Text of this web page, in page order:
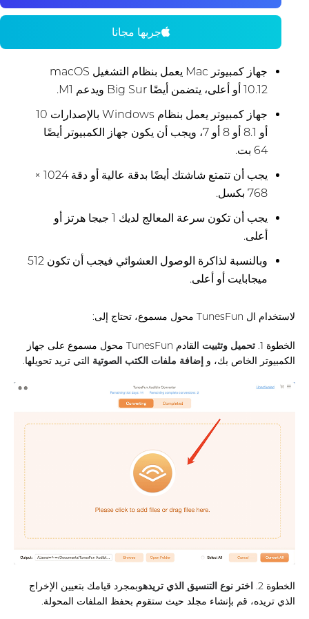
جربها مجانا
جهاز كمبيوتر Mac يعمل بنظام التشغيل macOS
10.12 أو أعلى، يتضمن أيضًا Big Sur ويدعم M1.
جهاز كمبيوتر يعمل بنظام Windows بالإصدارات 10
أو 8.1 أو 8 أو 7، ويجب أن يكون جهاز الكمبيوتر أيضًا
64 بت.
يجب أن تتمتع شاشتك أيضًا بدقة عالية أو دقة 1024 ×
768 بكسل.
يجب أن تكون سرعة المعالج لديك 1 جيجا هرتز أو
أعلى.
وبالنسبة لذاكرة الوصول العشوائي فيجب أن تكون 512
ميجابايت أو أعلى.
لاستخدام ال TunesFun محول مسموع، تحتاج إلى:
الخطوة 1. تحميل وتثبيت
القادم TunesFun محول مسموع على جهاز
الكمبيوتر الخاص بك، و إضافة ملفات الكتب الصوتية التي تريد تحويلها.
الخطوة 2. اختر نوع التنسيق الذي تريدهوبمجرد قيامك بتعيين الإخراج
الذي تريده، قم بإنشاء مجلد حيث ستقوم بحفظ الملفات المحولة.